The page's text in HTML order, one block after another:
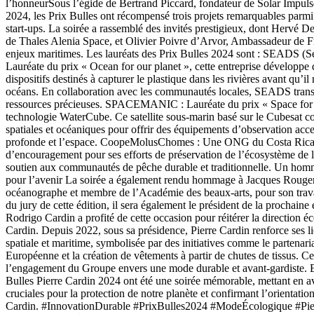
l’honneurSous l’égide de Bertrand Piccard, fondateur de Solar
2024, les Prix Bulles ont récompensé trois projets remarquables
start-ups. La soirée a rassemblé des invités prestigieux, dont Hervé
de Thales Alenia Space, et Olivier Poivre d’Arvor, Ambassadeur de
enjeux maritimes. Les lauréats des Prix Bulles 2024 sont : SEADS
Lauréate du prix « Ocean for our planet », cette entreprise développe
dispositifs destinés à capturer le plastique dans les rivières avant qu’il
océans. En collaboration avec les communautés locales, SEADS
ressources précieuses. SPACEMANIC : Lauréate du prix « Space
technologie WaterCube. Ce satellite sous-marin basé sur le Cubesat
spatiales et océaniques pour offrir des équipements d’observation
profonde et l’espace. CoopeMolusChomes : Une ONG du Costa
d’encouragement pour ses efforts de préservation de l’écosystème de
soutien aux communautés de pêche durable et traditionnelle. Un
pour l’avenir La soirée a également rendu hommage à Jacques
océanographe et membre de l’Académie des beaux-arts, pour son
du jury de cette édition, il sera également le président de la
Rodrigo Cardin a profité de cette occasion pour réitérer la direction
Cardin. Depuis 2022, sous sa présidence, Pierre Cardin renforce ses
spatiale et maritime, symbolisée par des initiatives comme le
Européenne et la création de vêtements à partir de chutes de tissus.
l’engagement du Groupe envers une mode durable et avant-
Bulles Pierre Cardin 2024 ont été une soirée mémorable, mettant en
cruciales pour la protection de notre planète et confirmant
Cardin. #InnovationDurable #PrixBulles2024 #ModeÉcologique